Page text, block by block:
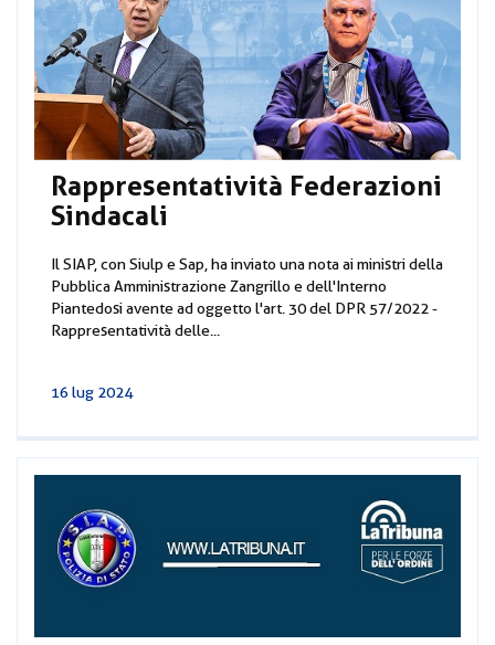
Rappresentatività Federazioni
Sindacali
Il SIAP, con Siulp e Sap, ha inviato una nota ai ministri della
Pubblica Amministrazione Zangrillo e dell'Interno
Piantedosi avente ad oggetto l'art. 30 del DPR 57/2022 -
Rappresentatività delle...
16 lug 2024